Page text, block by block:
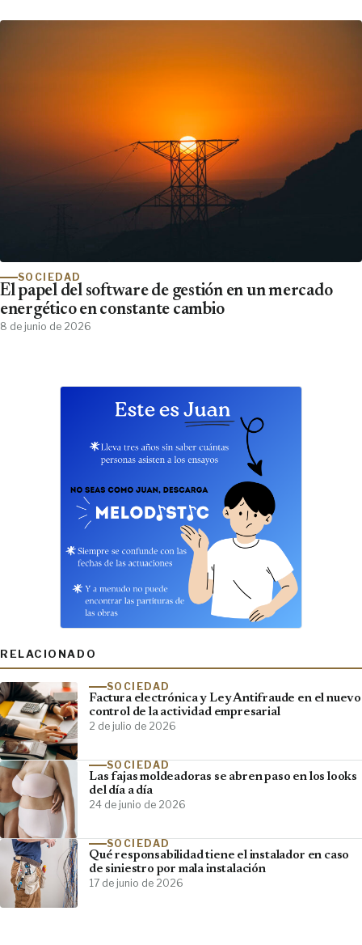
SOCIEDAD
El papel del software de gestión en un mercado
energético en constante cambio
8 de junio de 2026
RELACIONADO
SOCIEDAD
Factura electrónica y Ley Antifraude en el nuevo
control de la actividad empresarial
2 de julio de 2026
SOCIEDAD
Las fajas moldeadoras se abren paso en los looks
del día a día
24 de junio de 2026
SOCIEDAD
Qué responsabilidad tiene el instalador en caso
de siniestro por mala instalación
17 de junio de 2026